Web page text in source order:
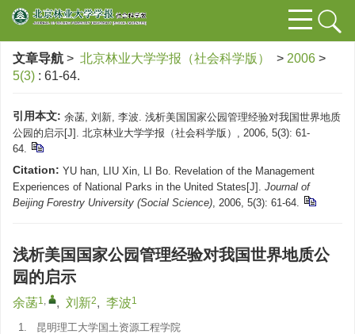
文章导航 > 北京林业大学学报（社会科学版） > 2006 >
5(3) : 61-64.
引用本文: 余菡, 刘新, 李波. 浅析美国国家公园管理经验对我国世界地质
公园的启示[J]. 北京林业大学学报（社会科学版）, 2006, 5(3): 61-
64.
Citation: YU han, LIU Xin, LI Bo. Revelation of the Management
Experiences of National Parks in the United States[J]. Journal of
Beijing Forestry University (Social Science), 2006, 5(3): 61-64.
浅析美国国家公园管理经验对我国世界地质公
园的启示
余菡1, , 刘新2, 李波1
1.
昆明理工大学国土资源工程学院